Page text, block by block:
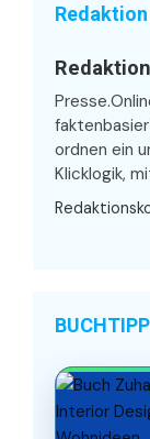
ordnen ein
Klicklogik,